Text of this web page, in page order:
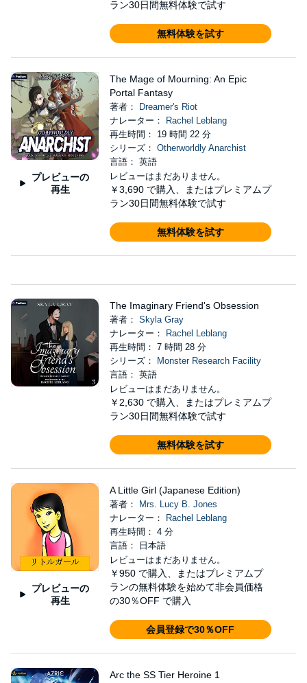
ラン30日間無料体験で試す
無料体験を試す
プレビューの
再生
The Mage of Mourning: An Epic
Portal Fantasy
著者：
Dreamer's Riot
ナレーター：
Rachel Leblang
再生時間： 19 時間 22 分
シリーズ： Otherworldly Anarchist
言語： 英語
レビューはまだありません。
￥3,690 で購入、またはプレミアムプ
ラン30日間無料体験で試す
無料体験を試す
The Imaginary Friend's Obsession
著者： Skyla Gray
ナレーター：
Rachel Leblang
再生時間： 7 時間 28 分
シリーズ：
Monster Research Facility
言語： 英語
レビューはまだありません。
￥2,630 で購入、またはプレミアムプ
ラン30日間無料体験で試す
無料体験を試す
プレビューの
再生
A Little Girl (Japanese Edition)
著者：
Mrs. Lucy B. Jones
ナレーター：
Rachel Leblang
再生時間： 4 分
言語： 日本語
レビューはまだありません。
￥950 で購入、またはプレミアムプ
ランの無料体験を始めて非会員価格
の30％OFF で購入
会員登録で30％OFF
Arc the SS Tier Heroine 1